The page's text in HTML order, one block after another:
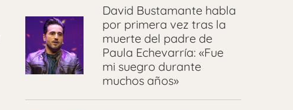
David Bustamante habla
por primera vez tras la
muerte del padre de
Paula Echevarría: «Fue
mi suegro durante
muchos años»